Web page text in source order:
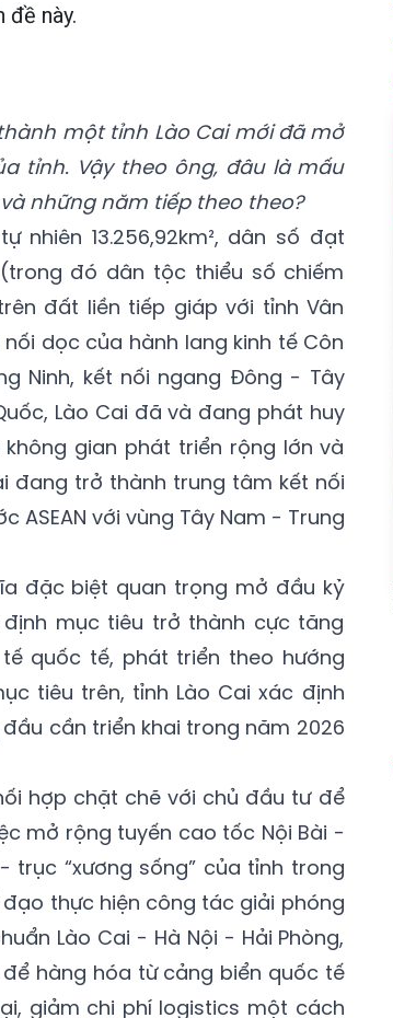
đề này.
một tỉnh Lào Cai mới đã mở
tỉnh. Vậy theo ông, đâu là mấu
những năm tiếp theo theo?
13.256,92km², dân số đạt
đó dân tộc thiểu số chiếm
đất liền tiếp giáp với tỉnh Vân
dọc của hành lang kinh tế Côn
Ninh, kết nối ngang Đông - Tây
Lào Cai đã và đang phát huy
gian phát triển rộng lớn và
đang trở thành trung tâm kết nối
ASEAN với vùng Tây Nam - Trung
đặc biệt quan trọng mở đầu kỷ
mục tiêu trở thành cực tăng
quốc tế, phát triển theo hướng
tiêu trên, tỉnh Lào Cai xác định
cần triển khai trong năm 2026
hợp chặt chẽ với chủ đầu tư để
mở rộng tuyến cao tốc Nội Bài -
trục “xương sống” của tỉnh trong
thực hiện công tác giải phóng
Lào Cai - Hà Nội - Hải Phòng,
hàng hóa từ cảng biển quốc tế
giảm chi phí logistics một cách